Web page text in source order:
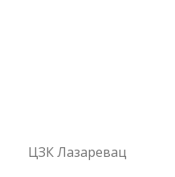
ЦЗК Лазаревац